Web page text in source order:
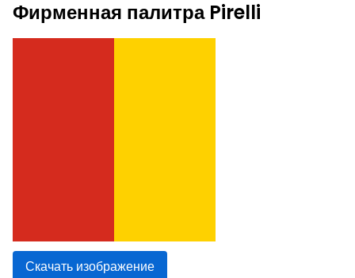
Фирменная палитра Pirelli
Скачать изображение